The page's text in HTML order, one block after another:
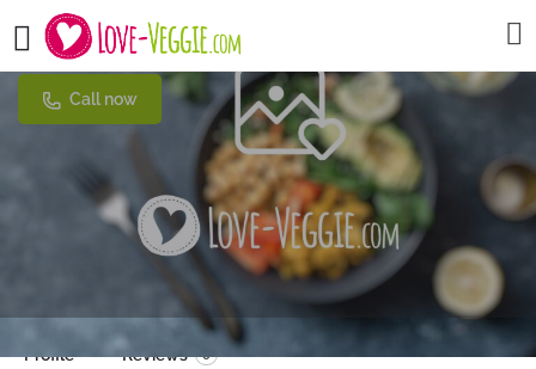
Ayurveda Paradise
Call now
Profile Reviews 0